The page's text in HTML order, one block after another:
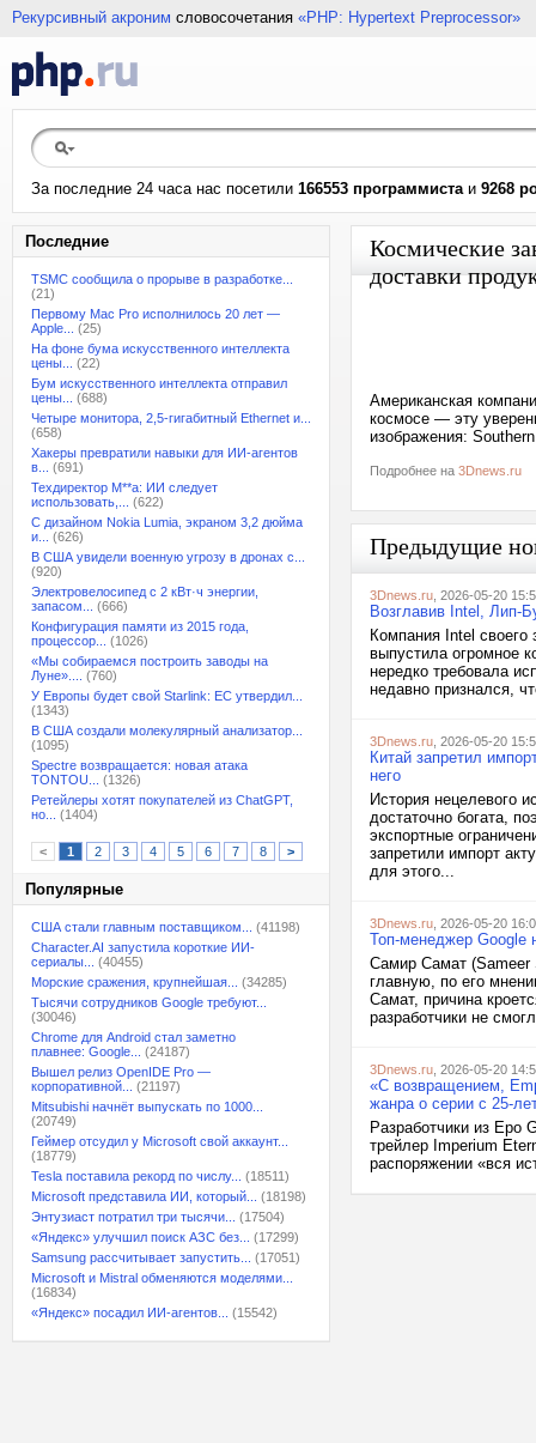
Рекурсивный акроним словосочетания «PHP: Hypertext Preprocessor»
За последние 24 часа нас посетили 166553 программистаи 9268
Последние
TSMC сообщила о прорыве в разработке...
(21)
Первому Mac Pro исполнилось 20 лет —
Apple...
(25)
На фоне бума искусственного интеллекта
цены...
(22)
Бум искусственного интеллекта отправил
цены...
(688)
Четыре монитора, 2,5-гигабитный Ethernet и...
(658)
Хакеры превратили навыки для ИИ-агентов
в...
(691)
Техдиректор M**a: ИИ следует
использовать,...
(622)
С дизайном Nokia Lumia, экраном 3,2 дюйма
и...
(626)
В США увидели военную угрозу в дронах с...
(920)
Электровелосипед с 2 кВт·ч энергии,
запасом...
(666)
Конфигурация памяти из 2015 года,
процессор...
(1026)
«Мы собираемся построить заводы на
Луне»....
(760)
У Европы будет свой Starlink: ЕС утвердил...
(1343)
В США создали молекулярный анализатор...
(1095)
Spectre возвращается: новая атака
TONTOU...
(1326)
Ретейлеры хотят покупателей из ChatGPT,
но...
(1404)
< 1 2 3 4 5 6 7 8 >
Популярные
США стали главным поставщиком...
(41198)
Character.AI запустила короткие ИИ-
сериалы...
(40455)
Морские сражения, крупнейшая...
(34285)
Тысячи сотрудников Google требуют...
(30046)
Chrome для Android стал заметно
плавнее: Google...
(24187)
Вышел релиз OpenIDE Pro —
корпоративной...
(21197)
Mitsubishi начнёт выпускать по 1000...
(20749)
Геймер отсудил у Microsoft свой аккаунт...
(18779)
Tesla поставила рекорд по числу...
(18511)
Microsoft представила ИИ, который...
(18198)
Энтузиаст потратил три тысячи...
(17504)
«Яндекс» улучшил поиск АЗС без...
(17299)
Samsung рассчитывает запустить...
(17051)
Microsoft и Mistral обменяются моделями...
(16834)
«Яндекс» посадил ИИ-агентов...
(15542)
Космические
доставки
Американская
космосе — эту
изображения:
Подробнее на 3Dnews.ru
Предыдущие
3Dnews.ru , 2026-05-20
Возглавив Intel, Лип-
Компания Intel своего
выпустила огромное
нередко требовала
недавно признался,
3Dnews.ru , 2026-05-20
Китай запретил
него
История нецелевого
достаточно богата,
экспортные
запретили импорт
для этого...
3Dnews.ru , 2026-05-20
Топ-менеджер Google
Самир Самат (Sameer
главную, по его
Самат, причина
разработчики не
3Dnews.ru , 2026-05-20
«С возвращением,
жанра о серии с 25-
Разработчики из Epo
трейлер Imperium
распоряжении «вся